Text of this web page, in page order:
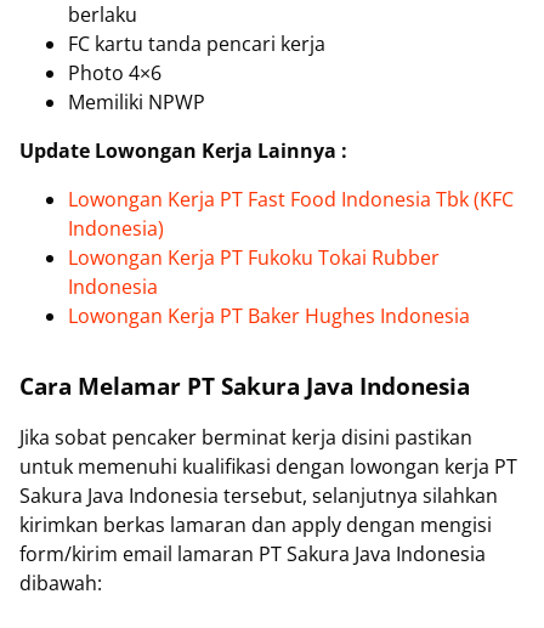
berlaku
FC kartu tanda pencari kerja
Photo 4×6
Memiliki NPWP
Update Lowongan Kerja Lainnya :
Lowongan Kerja PT Fast Food Indonesia Tbk (KFC
Indonesia)
Lowongan Kerja PT Fukoku Tokai Rubber
Indonesia
Lowongan Kerja PT Baker Hughes Indonesia
Cara Melamar PT Sakura Java Indonesia
Jika sobat pencaker berminat kerja disini pastikan
untuk memenuhi kualifikasi dengan lowongan kerja PT
Sakura Java Indonesia tersebut, selanjutnya silahkan
kirimkan berkas lamaran dan apply dengan mengisi
form/kirim email lamaran PT Sakura Java Indonesia
dibawah: